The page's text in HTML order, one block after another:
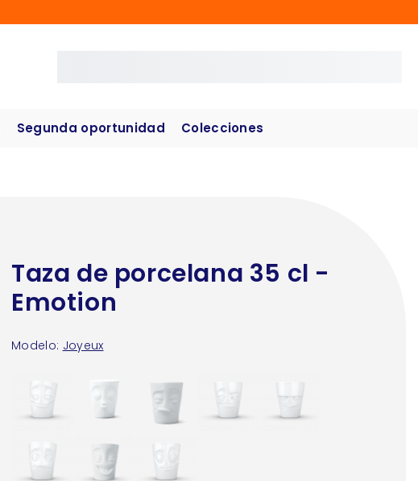
Segunda oportunidad Colecciones
Taza de porcelana 35 cl -
Emotion
Modelo: Joyeux